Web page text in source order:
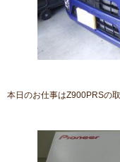
本日のお仕事はZ900PRSの